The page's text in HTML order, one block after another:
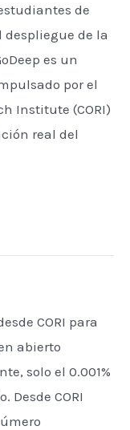
de
despliegue de la
es un
por el
Institute (CORI)
real del
CORI para
abierto
solo el 0.001%
Desde CORI